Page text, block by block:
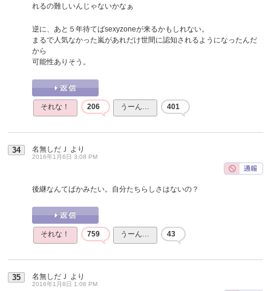
れるの難しいんじゃないかなぁ
逆に、あと５年待てばsexyzoneが来るかもしれない。
まるで人気なかった嵐があれだけ世間に認知されるようになったんだ
から
可能性ありそう。
それな！ 206 うーん… 401
34 名無しだＪ より
2016年1月6日 3:08 PM
後継なんてばかみたい。自分たちらしさはないの？
それな！ 759 うーん… 43
35 名無しだＪ より
2016年1月8日 1:06 PM